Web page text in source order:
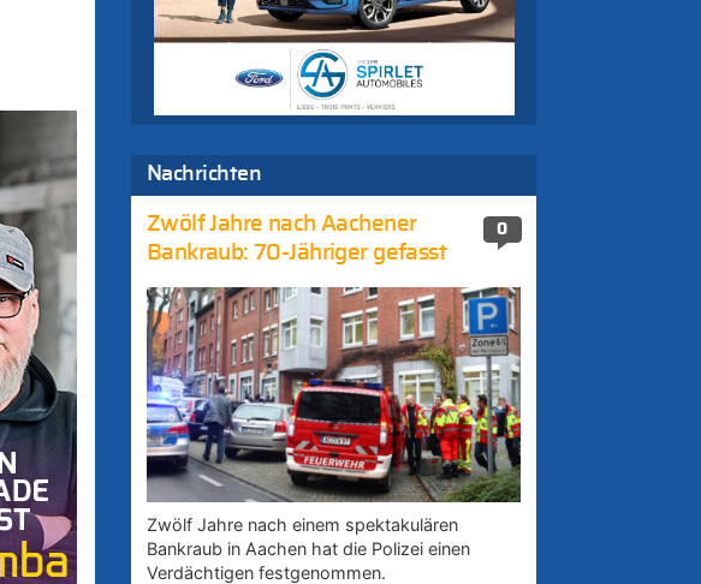
Nachrichten
0
Zwölf Jahre nach Aachener
Bankraub: 70-Jähriger gefasst
Zwölf Jahre nach einem spektakulären
Bankraub in Aachen hat die Polizei einen
Verdächtigen festgenommen.